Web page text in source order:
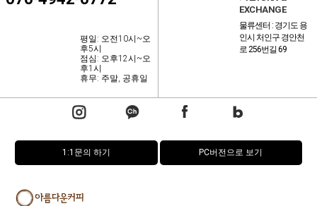
평일: 오전10시~오
후5시
점심: 오후12시~오
후1시
휴무: 주말, 공휴일
EXCHANGE
물류센터 : 경기도 용
인시 처인구 경안천
로 256번길 69
1:1문의 하기 PC버전으로 보기